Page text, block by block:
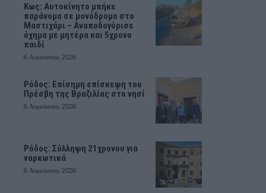
Kως: Αυτοκίνητο μπήκε
παράνομα σε μονόδρομο στο
Μαστιχάρι – Αναποδογύρισε
όχημα με μητέρα και 5χρονο
παιδί
6 Αυγούστου, 2026
Ρόδος: Επίσημη επίσκεψη του
Πρέσβη της Βραζιλίας στο νησί
6 Αυγούστου, 2026
Ρόδος: Σύλληψη 21χρονου για
ναρκωτικά
6 Αυγούστου, 2026